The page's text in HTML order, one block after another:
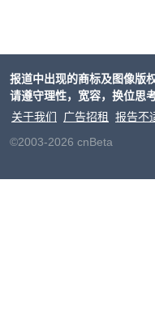
报道中出现的商标及图像版
请遵守理性，宽容，换位思
关于我们
广告招租
报告不
©2003-2026 cnBeta